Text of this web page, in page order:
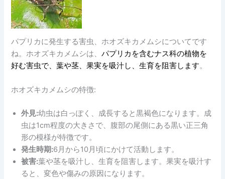
パプリカに発生する害虫、ホオズキカメムシについてです
ね。ホオズキカメムシは、パプリカを含むナス科の植物を
好む害虫で、葉や茎、果実を吸汁し、生育を阻害します。
ホオズキカメムシの特徴:
外見:幼虫は白っぽく、成長すると黒褐色になります。成
虫は1cm程度の大きさで、腹部の尾側にある黒い正三角
形の模様が特徴です。
発生時期:6月から10月頃にかけて活動します。
被害:葉や茎を吸汁し、生育を阻害します。果実を吸汁す
ると、変色や傷みの原因になります。